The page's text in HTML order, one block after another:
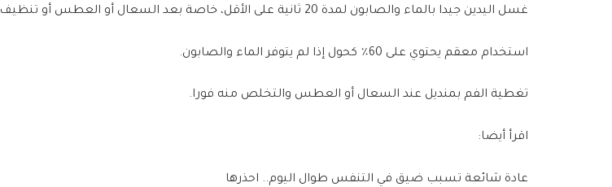
غسل اليدين جيدا بالماء والصابون لمدة 20 ثانية على الأقل، خاصة بعد السعال أو العطس أو تنظيف الأنف.
استخدام معقم يحتوي على 60٪ كحول إذا لم يتوفر الماء والصابون.
تغطية الفم بمنديل عند السعال أو العطس والتخلص منه فورا.
اقرأ أيضا:
عادة شائعة تسبب ضيق في التنفس طوال اليوم.. احذرها